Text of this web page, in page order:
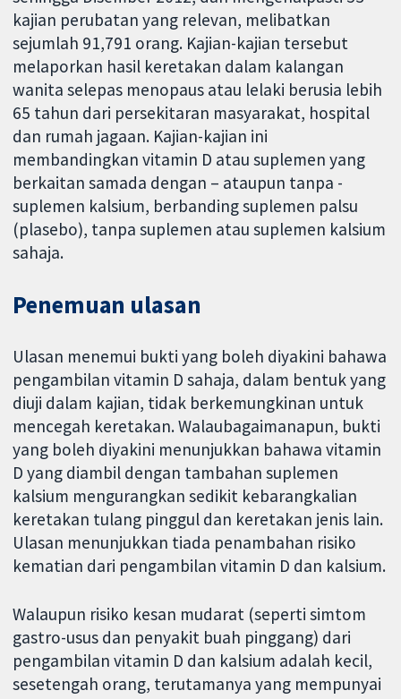
kajian perubatan yang relevan, melibatkan
sejumlah 91,791 orang. Kajian-kajian tersebut
melaporkan hasil keretakan dalam kalangan
wanita selepas menopaus atau lelaki berusia lebih
65 tahun dari persekitaran masyarakat, hospital
dan rumah jagaan. Kajian-kajian ini
membandingkan vitamin D atau suplemen yang
berkaitan samada dengan – ataupun tanpa -
suplemen kalsium, berbanding suplemen palsu
(plasebo), tanpa suplemen atau suplemen kalsium
sahaja.
Penemuan ulasan
Ulasan menemui bukti yang boleh diyakini bahawa
pengambilan vitamin D sahaja, dalam bentuk yang
diuji dalam kajian, tidak berkemungkinan untuk
mencegah keretakan. Walaubagaimanapun, bukti
yang boleh diyakini menunjukkan bahawa vitamin
D yang diambil dengan tambahan suplemen
kalsium mengurangkan sedikit kebarangkalian
keretakan tulang pinggul dan keretakan jenis lain.
Ulasan menunjukkan tiada penambahan risiko
kematian dari pengambilan vitamin D dan kalsium.
Walaupun risiko kesan mudarat (seperti simtom
gastro-usus dan penyakit buah pinggang) dari
pengambilan vitamin D dan kalsium adalah kecil,
sesetengah orang, terutamanya yang mempunyai